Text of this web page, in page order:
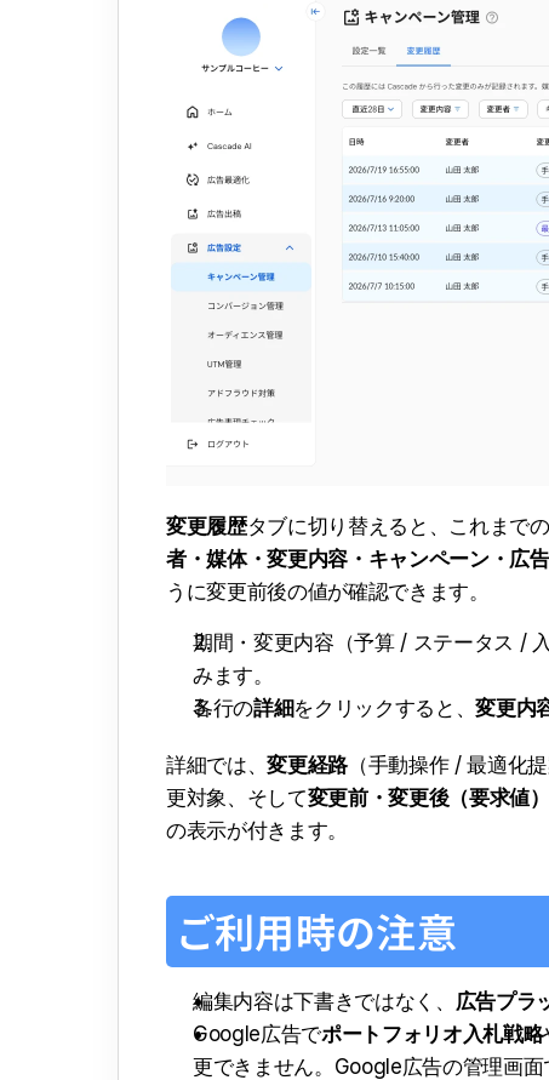
変更履歴タブに切り替えると、これまで
者・媒体・変更内容・キャンペーン・広
うに変更前後の値が確認できます。
期間・変更内容（予算 / ステータス /
みます。
各行の詳細をクリックすると、変更内
詳細では、変更経路（手動操作 / 最適化
更対象、そして変更前・変更後（要求値
の表示が付きます。
ご利用時の注意
編集内容は下書きではなく、 広告プラ
Google広告でポートフォリオ入札戦略
更できません。Google広告の管理画